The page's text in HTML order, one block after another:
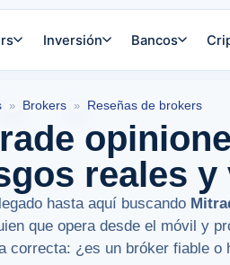
Inversión Bancos
» Brokers » Reseñas de brokers
reales y
hasta aquí buscando
que opera desde el móvil y
correcta: ¿es un bróker fiable